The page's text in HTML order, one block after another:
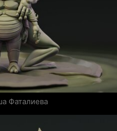
Фаталиева